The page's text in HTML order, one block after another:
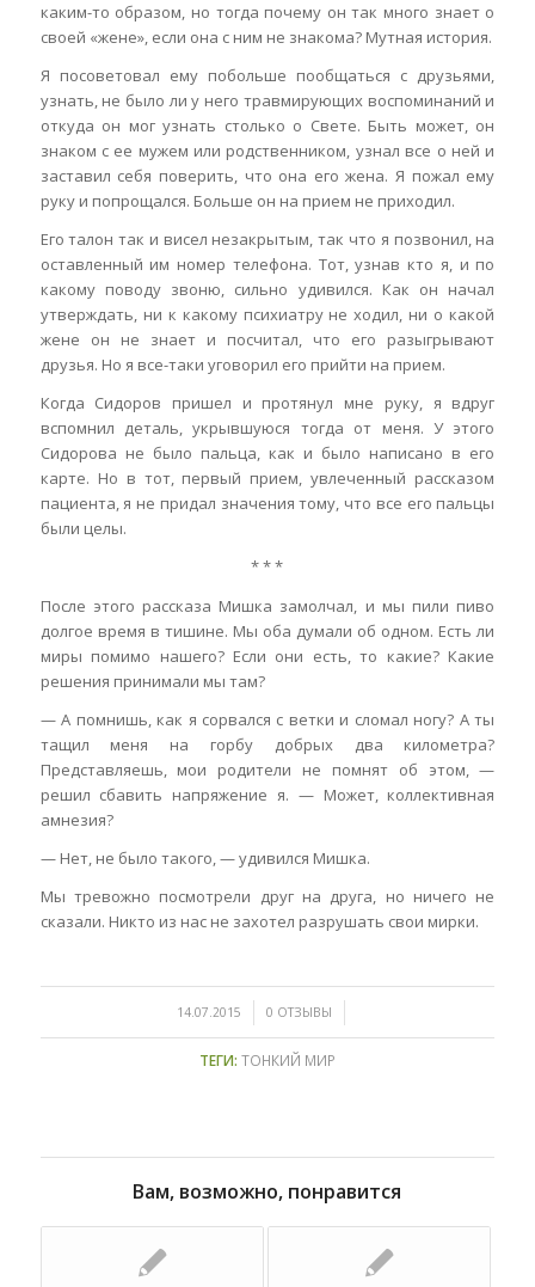
каким-то образом, но тогда почему он так много знает о
своей «жене», если она с ним не знакома? Мутная история.
Я посоветовал ему побольше пообщаться с друзьями,
узнать, не было ли у него травмирующих воспоминаний и
откуда он мог узнать столько о Свете. Быть может, он
знаком с ее мужем или родственником, узнал все о ней и
заставил себя поверить, что она его жена. Я пожал ему
руку и попрощался. Больше он на прием не приходил.
Его талон так и висел незакрытым, так что я позвонил, на
оставленный им номер телефона. Тот, узнав кто я, и по
какому поводу звоню, сильно удивился. Как он начал
утверждать, ни к какому психиатру не ходил, ни о какой
жене он не знает и посчитал, что его разыгрывают
друзья. Но я все-таки уговорил его прийти на прием.
Когда Сидоров пришел и протянул мне руку, я вдруг
вспомнил деталь, укрывшуюся тогда от меня. У этого
Сидорова не было пальца, как и было написано в его
карте. Но в тот, первый прием, увлеченный рассказом
пациента, я не придал значения тому, что все его пальцы
были целы.
* * *
После этого рассказа Мишка замолчал, и мы пили пиво
долгое время в тишине. Мы оба думали об одном. Есть ли
миры помимо нашего? Если они есть, то какие? Какие
решения принимали мы там?
— А помнишь, как я сорвался с ветки и сломал ногу? А ты
тащил меня на горбу добрых два километра?
Представляешь, мои родители не помнят об этом, —
решил сбавить напряжение я. — Может, коллективная
амнезия?
— Нет, не было такого, — удивился Мишка.
Мы тревожно посмотрели друг на друга, но ничего не
сказали. Никто из нас не захотел разрушать свои мирки.
14.07.2015
/ 0 ОТЗЫВЫ
/
ТЕГИ: ТОНКИЙ МИР
Вам, возможно, понравится